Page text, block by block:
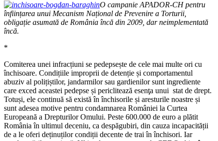
O campanie APADOR-CH pentru
înființarea unui Mecanism Național de Prevenire a Torturii,
obligație asumată de România încă din 2009, dar neimplementată
încă.
*
Comiterea unei infracțiuni se pedepsește de cele mai multe ori cu
închisoare. Condițiile improprii de detenție și comportamentul
abuziv al polițiștilor, jandarmilor sau gardienilor sunt ingrediente
care exced aceastei pedepse și periclitează esenţa unui stat de drept.
Totuși, ele continuă să există în închisorile și aresturile noastre și
sunt adesea motive pentru condamnarea României la Curtea
Europeană a Drepturilor Omului. Peste 600.000 de euro a plătit
România în ultimul deceniu, ca despăgubiri, din cauza incapacității
de a le oferi deținuților condiții decente de trai în închisori. Iar